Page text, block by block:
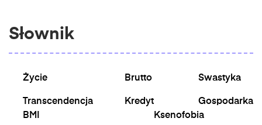
Słownik
Życie
Transcendencja
Brutto
Kredyt
Swastyka
Gospodarka
BMI
Ksenofobia